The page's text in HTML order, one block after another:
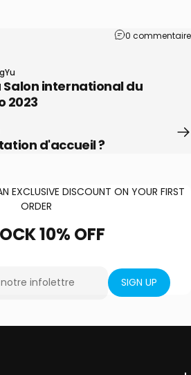
0 commentaire
Salon international du
2023
d'accueil ?
EXCLUSIVE DISCOUNT ON YOUR FIRST
ORDER
10% OFF
infolettre SIGN UP